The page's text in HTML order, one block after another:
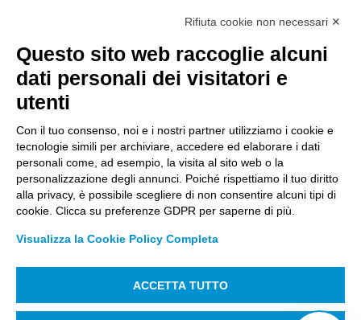
Città Studi S.p.A.
Sede Legale Corso G. Pella, 2 – 13900 Biella Italy –
18.235.000,00
Registro Imprese Biella C. F. e numero 01491490023 –
R.E.A. CCIAA BI n. 142579 – Partita IVA 01491490023
PEC:amm.cittastudi@pec.ptbiellese.it–
megaweb@pec.ptbiellese.it
Informative Privacy–Privacy Policy
preferenze Cookie–Whistleblowing– Designed by
Rifiuta cookie non necessari ✕
Questo sito web raccoglie alcuni
dati personali dei visitatori e
utenti
Con il tuo consenso, noi e i nostri partner utilizziamo i cookie e
tecnologie simili per archiviare, accedere ed elaborare i dati
personali come, ad esempio, la visita al sito web o la
personalizzazione degli annunci. Poiché rispettiamo il tuo diritto
alla privacy, è possibile scegliere di non consentire alcuni tipi di
cookie. Clicca su preferenze GDPR per saperne di più.
Visualizza la Cookie Policy Completa
ACCETTA TUTTO